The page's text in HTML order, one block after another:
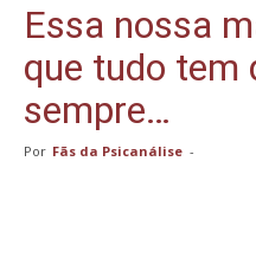
Essa nossa
que tudo tem
sempre…
Por Fãs da Psicanálise -